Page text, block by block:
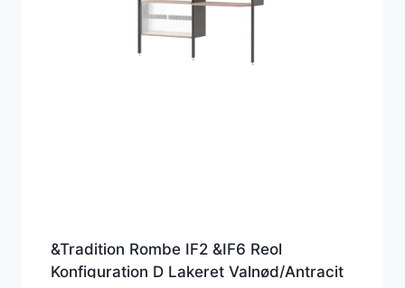
&Tradition Rombe IF2 &IF6 Reol
Konfiguration D Lakeret Valnød/Antracit